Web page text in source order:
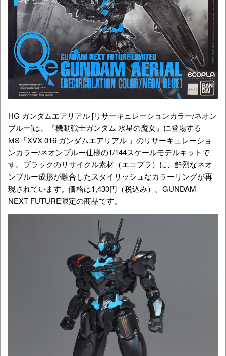
HG ガンダムエアリアル [リサーキュレーションカラー/ネオン
ブルー]は、『機動戦士ガンダム 水星の魔女』に登場する
MS「XVX-016 ガンダムエアリアル 」のリサーキュレーショ
ンカラー/ネオンブルー仕様の1/144スケールモデルキットで
す。ブラックのリサイクル素材（エコプラ）に、鮮烈なネオ
ンブルー成形が融合したスタイリッシュなカラーリングが再
現されています。価格は1,430円 （税込み）。GUNDAM
NEXT FUTURE限定の商品です。